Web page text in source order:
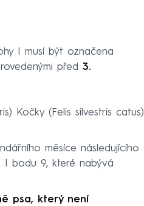
I musí být označena
před 3.
Kočky (Felis silvestris catus)
měsíce následujícího
I bodu 9, které nabývá
psa, který není